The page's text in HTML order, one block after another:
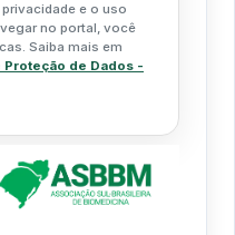
e o uso
no portal, você
Saiba mais em
Proteção de Dados -